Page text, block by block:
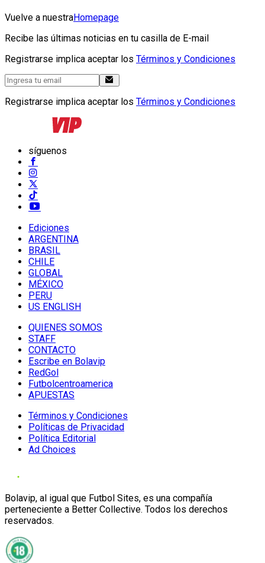
Vuelve a nuestraHomepage
Recibe las últimas noticias en tu casilla de E-mail
Registrarse implica aceptar los Términos y Condiciones
Registrarse implica aceptar los Términos y Condiciones
síguenos
Ediciones
ARGENTINA
BRASIL
CHILE
GLOBAL
MÉXICO
PERU
US ENGLISH
QUIENES SOMOS
STAFF
CONTACTO
Escribe en Bolavip
RedGol
Futbolcentroamerica
APUESTAS
Términos y Condiciones
Políticas de Privacidad
Política Editorial
Ad Choices
Bolavip, al igual que Futbol Sites, es una compañía
perteneciente a Better Collective. Todos los derechos
reservados.